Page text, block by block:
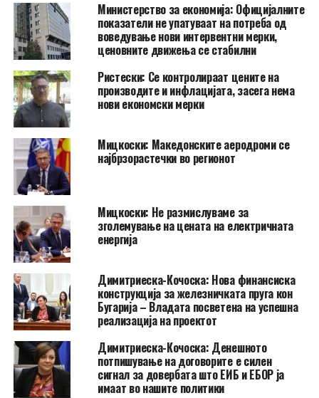
Министерство за економија: Официјалните
показатели не упатуваат на потреба од
воведување нови интервентни мерки,
ценовните движења се стабилни
Ристески: Се контролираат цените на
производите и инфлацијата, засега нема
нови економски мерки
Мицкоски: Македонските аеродроми се
најбрзорастечки во регионот
Мицкоски: Не размислуваме за
зголемување на цената на електричната
енергија
Димитриеска-Кочоска: Нова финансиска
конструкција за железничката пруга кон
Бугарија – Владата посветена на успешна
реализација на проектот
Димитриеска-Кочоска: Денешното
потпишување на договорите е силен
сигнал за довербата што ЕИБ и ЕБОР ја
имаат во нашите политики